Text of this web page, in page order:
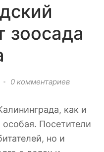
зоосада
0 комментариев
как и
Посетители
но и